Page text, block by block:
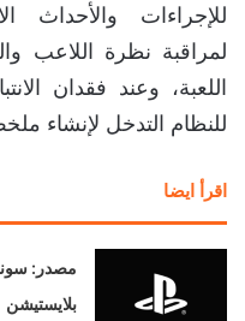
للإجراءات والأحداث
لمراقبة نظرة اللاعب
اللعبة، وعند فقدان
للنظام التدخل لإنشاء
اقرأ ايضا
مصدر:
بلايستيشن